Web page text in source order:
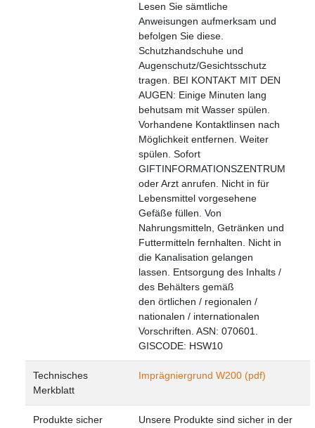
Lesen Sie sämtliche
Anweisungen aufmerksam und
befolgen Sie diese.
Schutzhandschuhe und
Augenschutz/Gesichtsschutz
tragen. BEI KONTAKT MIT DEN
AUGEN: Einige Minuten lang
behutsam mit Wasser spülen.
Vorhandene Kontaktlinsen nach
Möglichkeit entfernen. Weiter
spülen. Sofort
GIFTINFORMATIONSZENTRUM
oder Arzt anrufen. Nicht in für
Lebensmittel vorgesehene
Gefäße füllen. Von
Nahrungsmitteln, Getränken und
Futtermitteln fernhalten. Nicht in
die Kanalisation gelangen
lassen. Entsorgung des Inhalts /
des Behälters gemäß
den örtlichen / regionalen /
nationalen / internationalen
Vorschriften. ASN: 070601.
GISCODE: HSW10
Technisches
Merkblatt
Imprägniergrund W200 (pdf)
Produkte sicher
Unsere Produkte sind sicher in der